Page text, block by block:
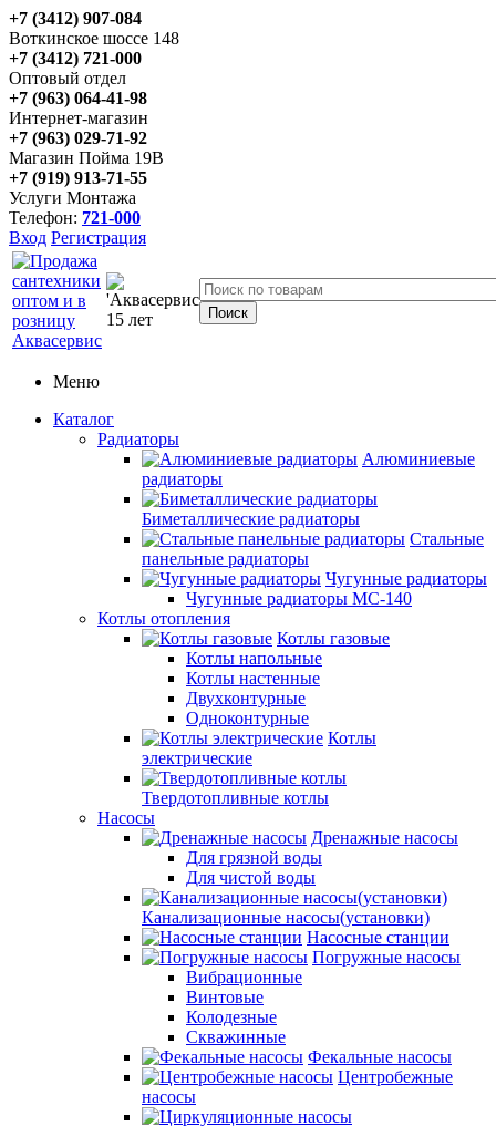
+7 (3412) 907-084
Воткинское шоссе 148
+7 (3412) 721-000
Оптовый отдел
+7 (963) 064-41-98
Интернет-магазин
+7 (963) 029-71-92
Магазин Пойма 19В
+7 (919) 913-71-55
Услуги Монтажа
Телефон: 721-000
Вход Регистрация
Меню
Каталог
Радиаторы
Алюминиевые
радиаторы
Биметаллические радиаторы
Стальные
панельные радиаторы
Чугунные радиаторы
Чугунные радиаторы МС-140
Котлы отопления
Котлы газовые
Котлы напольные
Котлы настенные
Двухконтурные
Одноконтурные
Котлы
электрические
Твердотопливные котлы
Насосы
Дренажные насосы
Для грязной воды
Для чистой воды
Канализационные насосы(установки)
Насосные станции
Погружные насосы
Вибрационные
Винтовые
Колодезные
Скважинные
Фекальные насосы
Центробежные
насосы